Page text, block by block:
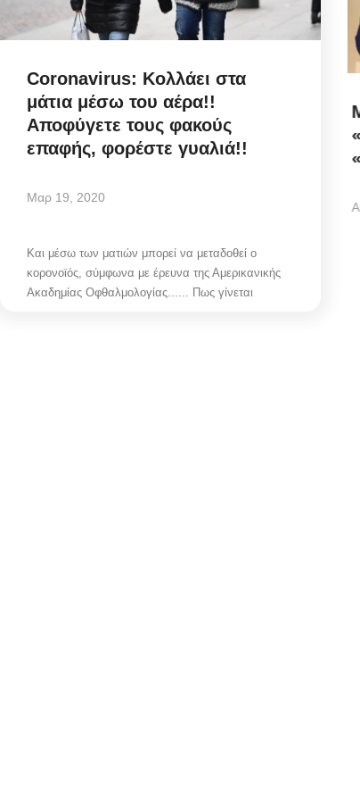
Coronavirus: Κολλάει στα
μάτια μέσω του αέρα!!
Αποφύγετε τους φακούς
επαφής, φορέστε γυαλιά!!
Μαρ 19, 2020
Και μέσω των ματιών μπορεί να μεταδοθεί ο
κορονοϊός, σύμφωνα με έρευνα της Αμερικανικής
Ακαδημίας Οφθαλμολογίας...... Πως γίνεται
Μιλτιάδης Ατζαμόγλου (Ιδρυτής
«Πρωτοβουλία Δράσης»):
«Μπράβο...
Αυγ 5, 2026
Η επίσημη θέση του ιδρυτή της «Πρωτοβουλίας
Δράσης» και πρώην Αντιδημάρχου Μυκόνου,...